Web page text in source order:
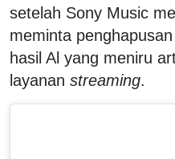
setelah Sony Music
meminta
hasil Al yang meniru
layanan streaming.